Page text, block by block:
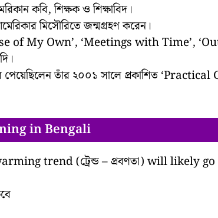
কবি, শিক্ষক ও শিক্ষাবিদ।
মিসৌরিতে জন্মগ্রহণ করেন।
of My Own’, ‘Meetings with Time’,
পেয়েছিলেন তাঁর ২০০১ সালে প্রকাশিত ‘Practical
in Bengali
trend (ট্রেন্ড – প্রবণতা) will likely